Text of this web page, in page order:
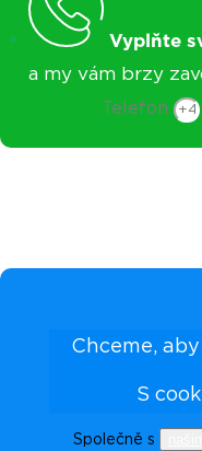
Vyplňte
a my vám brzy
Telefon
Chceme,
S
Společně s